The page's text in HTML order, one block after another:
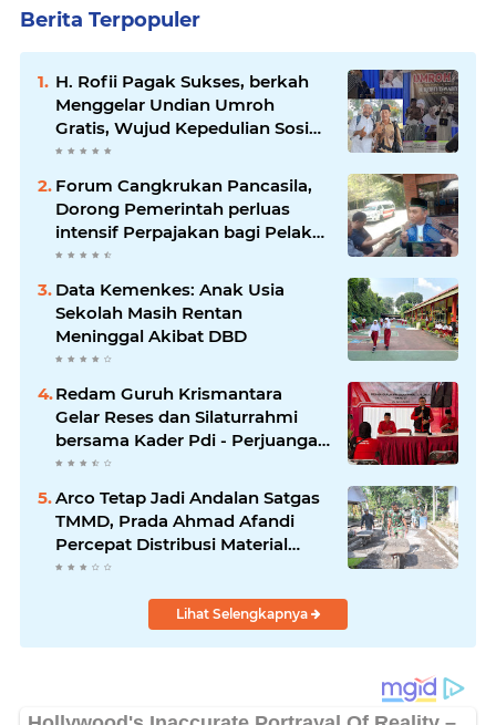
Berita Terpopuler
H. Rofii Pagak Sukses, berkah
Menggelar Undian Umroh
Gratis, Wujud Kepedulian Sosial
berbagi.
Forum Cangkrukan Pancasila,
Dorong Pemerintah perluas
intensif Perpajakan bagi Pelaku
Usaha UMKM.
Data Kemenkes: Anak Usia
Sekolah Masih Rentan
Meninggal Akibat DBD
Redam Guruh Krismantara
Gelar Reses dan Silaturrahmi
bersama Kader Pdi - Perjuangan
Se -Kecamatan Lawang.
Arco Tetap Jadi Andalan Satgas
TMMD, Prada Ahmad Afandi
Percepat Distribusi Material
Pengecoran
Lihat Selengkapnya